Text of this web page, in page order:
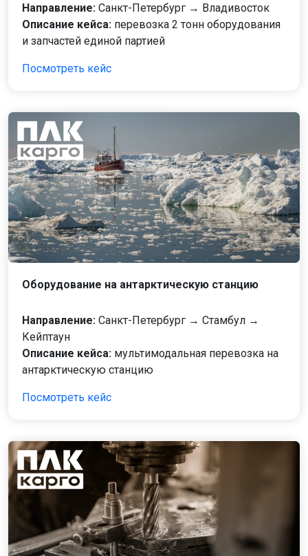
Направление: Санкт-Петербург → Владивосток
Описание кейса: перевозка 2 тонн оборудования
и запчастей единой партией
Посмотреть кейс
Оборудование на антарктическую станцию
Направление: Санкт-Петербург → Стамбул →
Кейптаун
Описание кейса: мультимодальная перевозка на
антарктическую станцию
Посмотреть кейс